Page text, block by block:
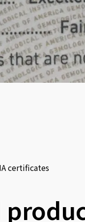
certificates